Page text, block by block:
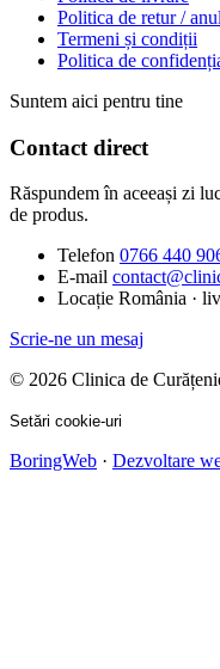
Politica de retur /
Termeni și condiții
Politica de
Suntem aici pentru tine
Contact direct
Răspundem în aceeași zi
de produs.
Telefon 0766 440
E-mail
Locație România ·
Scrie-ne un mesaj
© 2026 Clinica de
Setări cookie-uri
BoringWeb · Dezvoltare